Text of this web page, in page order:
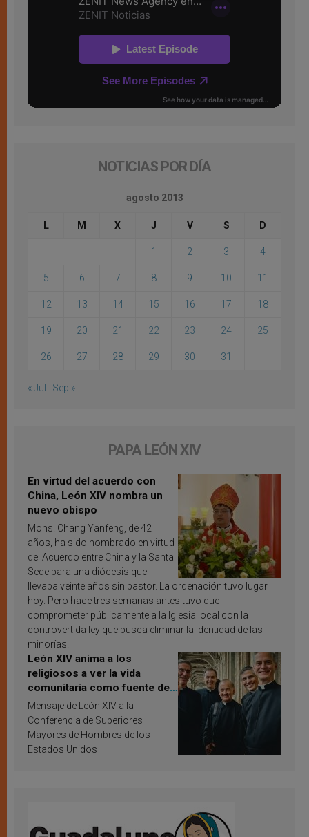
NOTICIAS POR DÍA
agosto 2013
L M X J V S D
1 2 3 4
5 6 7 8 9 10 11
12 13 14 15 16 17 18
19 20 21 22 23 24 25
26 27 28 29 30 31
« Jul Sep »
PAPA LEÓN XIV
En virtud del acuerdo con
China, León XIV nombra un
nuevo obispo
Mons. Chang Yanfeng, de 42
años, ha sido nombrado en virtud
del Acuerdo entre China y la Santa
Sede para una diócesis que
llevaba veinte años sin pastor. La ordenación tuvo lugar
hoy. Pero hace tres semanas antes tuvo que
comprometer públicamente a la Iglesia local con la
controvertida ley que busca eliminar la identidad de las
minorías.
León XIV anima a los
religiosos a ver la vida
comunitaria como fuente de
inspiración y santificación
Mensaje de León XIV a la
Conferencia de Superiores
Mayores de Hombres de los
Estados Unidos